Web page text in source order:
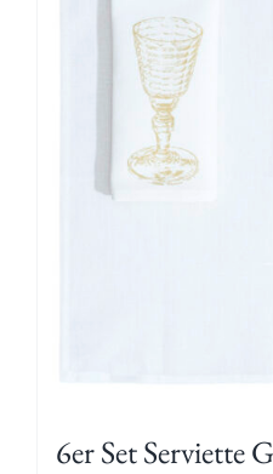
6er Set Serviette